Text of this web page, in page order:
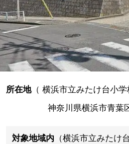
所在地（ 横浜市立みたけ台小学
神奈川県横浜市青葉
対象地域内 （横浜市立みたけ